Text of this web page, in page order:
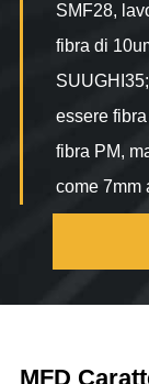
SMF28,
fibra di
essere
fibra PM,
come 7mm
MFD